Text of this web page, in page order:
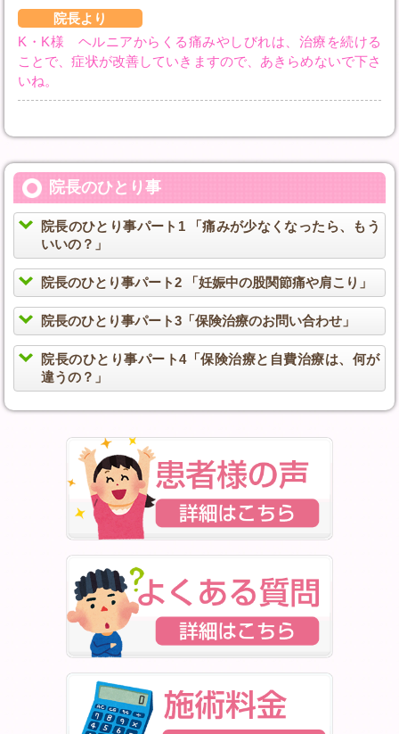
院長より
K・K様 ヘルニアからくる痛みやしびれは、治療を続ける
ことで、症状が改善していきますので、あきらめないで下さ
いね。
院長のひとり事
院長のひとり事パート1 「痛みが少なくなったら、もう
いいの？」
院長のひとり事パート2 「妊娠中の股関節痛や肩こり」
院長のひとり事パート3「保険治療のお問い合わせ」
院長のひとり事パート4「保険治療と自費治療は、何が
違うの？」